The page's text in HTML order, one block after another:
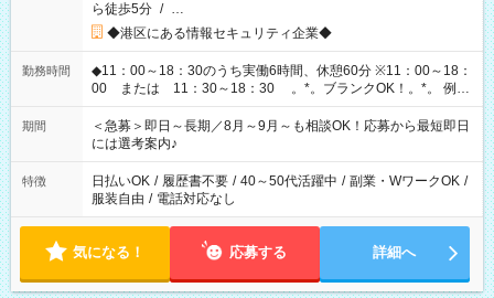
ら徒歩5分 / …
◆港区にある情報セキュリティ企業◆
勤務時間
◆11：00～18：30のうち実働6時間、休憩60分 ※11：00～18：
00 または 11：30～18：30 。*。ブランクOK！。*。 例え
ば前職が、 在宅/財団法人/事務/コールセンター/受付/販売/カフェ
スタッフ スイーツ販売/ホテルフロント/化粧品販売/など 様々な
業界から入社して活躍されています♪
期間
＜急募＞即日～長期／8月～9月～も相談OK！応募から最短即日
には選考案内♪
特徴 日払いOK / 履歴書不要 / 40～50代活躍中 / 副業・WワークOK /
服装自由 / 電話対応なし
気になる！ 応募する 詳細へ